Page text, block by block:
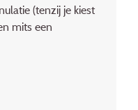
(tenzij je kiest
mits een